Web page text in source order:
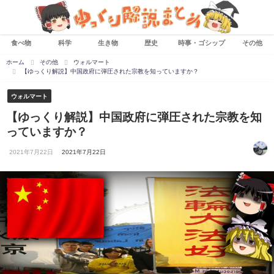
食べ物 科学 生き物 歴史 時事・ゴシップ その他
ホーム その他
ウォルマート
【ゆっくり解説】中国政府に弾圧された宗教を知っていますか？
ウォルマート
【ゆっくり解説】中国政府に弾圧された宗教を知
っていますか？
2021年7月22日 2021年7月22日